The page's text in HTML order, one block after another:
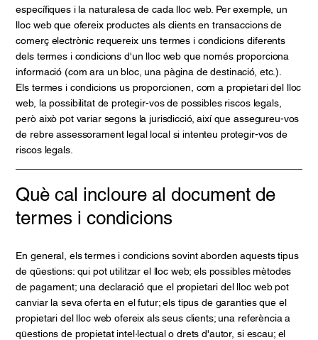
específiques i la naturalesa de cada lloc web. Per exemple, un
lloc web que ofereix productes als clients en transaccions de
comerç electrònic requereix uns termes i condicions diferents
dels termes i condicions d'un lloc web que només proporciona
informació (com ara un bloc, una pàgina de destinació, etc.).
Els termes i condicions us proporcionen, com a propietari del lloc
web, la possibilitat de protegir-vos de possibles riscos legals,
però això pot variar segons la jurisdicció, així que assegureu-vos
de rebre assessorament legal local si intenteu protegir-vos de
riscos legals.
Què cal incloure al document de
termes i condicions
En general, els termes i condicions sovint aborden aquests tipus
de qüestions: qui pot utilitzar el lloc web; els possibles mètodes
de pagament; una declaració que el propietari del lloc web pot
canviar la seva oferta en el futur; els tipus de garanties que el
propietari del lloc web ofereix als seus clients; una referència a
qüestions de propietat intel·lectual o drets d'autor, si escau; el